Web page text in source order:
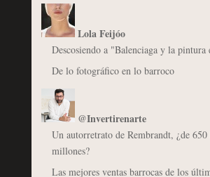
Lola Feijóo
Descosiendo a "Balenciaga y la pintura
De lo fotográfico en lo barroco
@Invertirenarte
Un autorretrato de Rembrandt, ¿de
millones?
Las mejores ventas barrocas de los